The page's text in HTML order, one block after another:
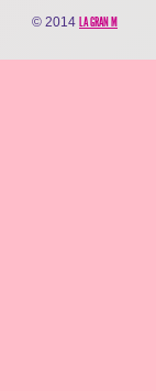
© 2014 LA GRAN M